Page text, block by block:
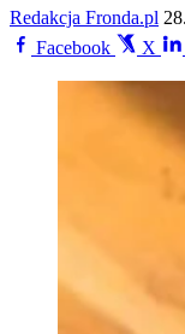
Redakcja Fronda.pl
Facebook
X